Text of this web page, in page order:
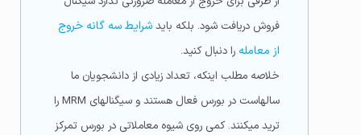
فروش دریافت شود. بلکه بایدشرایط سه گانه خروج
از معامله را دنبال کنید.
خلاصه مطلب اینکه، تعداد زیادی از دانشجویان ما
سالهاست در بورس فعال هستند و سیگنالهای MRM را
ترید میکنند. کمی روی شیوه معاملاتی در بورس تمرکز